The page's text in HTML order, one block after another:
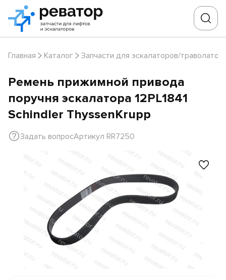
Главная Каталог Запчасти для эскалаторов/
Ремень прижимной привода
поручня эскалатора 12PL1841
Schindler ThyssenKrupp
Задать вопросАртикул RR7250